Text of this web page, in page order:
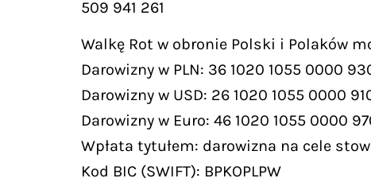
509 941 261
Walkę Rot w obronie Polski i Polaków
Darowizny w PLN: 36 1020 1055 0000
Darowizny w USD: 26 1020 1055 0000
Darowizny w Euro: 46 1020 1055 0000
Wpłata tytułem: darowizna na cele
Kod BIC (SWIFT): BPKOPLPW